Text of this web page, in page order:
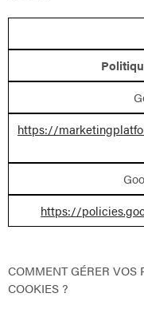
https://
https://
COMMENT GÉRER VOS
COOKIES ?